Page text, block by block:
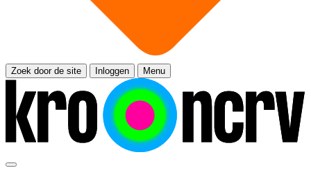
Zoek door de site Inloggen Menu